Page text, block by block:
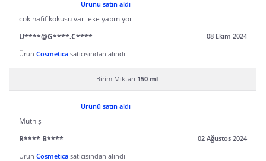
Ürünü satın aldı
cok hafif kokusu var leke yapmiyor
U****@G****.C****
08 Ekim 2024
Ürün Cosmetica satıcısından alındı
Birim Miktarı 150 ml
Ürünü satın aldı
Müthiş
R**** B****
02 Ağustos 2024
Ürün Cosmetica satıcısından alındı